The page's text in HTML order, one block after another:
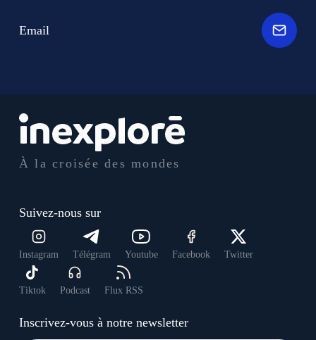
À la croisée des mondes
Suivez-nous sur
Instagram Télégram Youtube Facebook Twitter
Tiktok Podcast Flux RSS
Inscrivez-vous à notre newsletter
Email